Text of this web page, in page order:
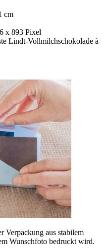
cm
x 893 Pixel
Lindt-Vollmilchschokolade à
Verpackung aus stabilem
Wunschfoto bedruckt wird.